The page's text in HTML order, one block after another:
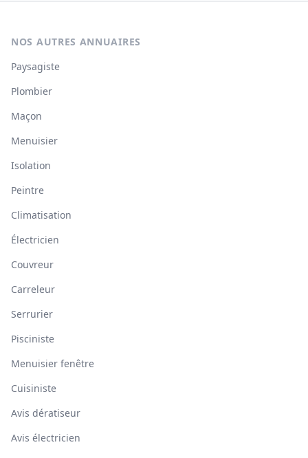
NOS AUTRES ANNUAIRES
Paysagiste
Plombier
Maçon
Menuisier
Isolation
Peintre
Climatisation
Électricien
Couvreur
Carreleur
Serrurier
Pisciniste
Menuisier fenêtre
Cuisiniste
Avis dératiseur
Avis électricien